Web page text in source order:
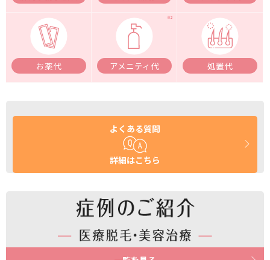
お薬代 アメニティ代 処置代
よくある質問
詳細はこちら